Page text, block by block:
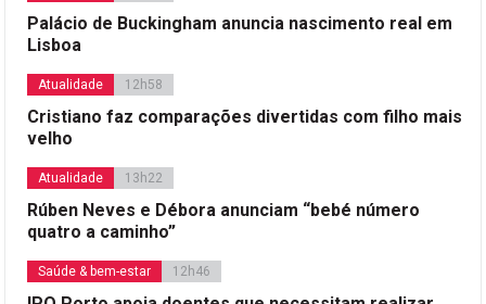
Palácio de Buckingham anuncia nascimento real em
Lisboa
Atualidade 12h58
Cristiano faz comparações divertidas com filho mais
velho
Atualidade 13h22
Rúben Neves e Débora anunciam “bebé número
quatro a caminho”
Saúde & bem-estar 12h46